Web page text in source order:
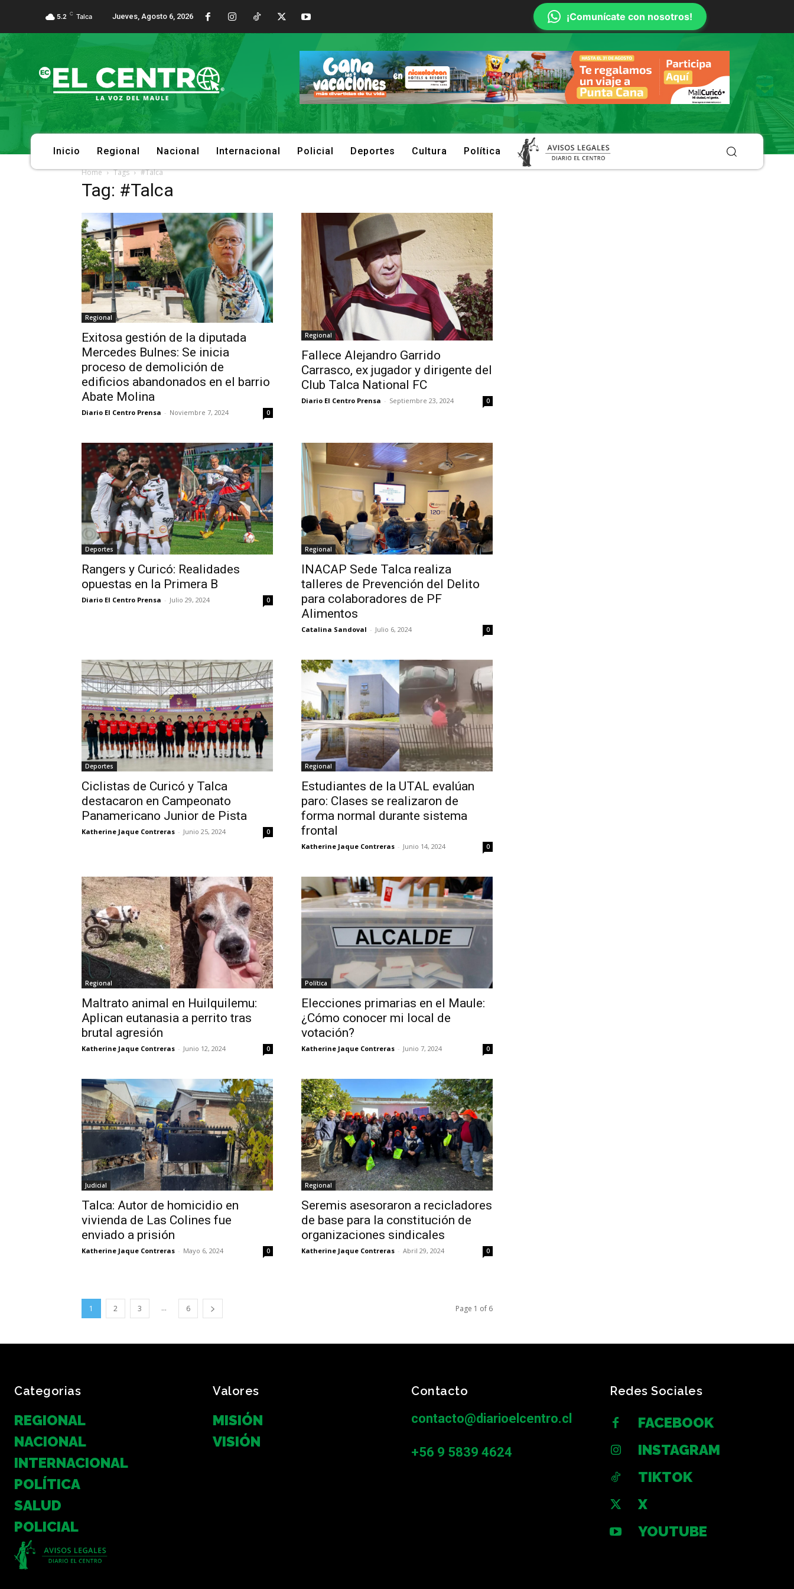
5.2 C Talca Jueves, Agosto 6, 2026 ¡Comunícate con nosotros!
Inicio Regional Nacional Internacional Policial Deportes Cultura Política
Home Tags #Talca
Tag: #Talca
Regional
Exitosa gestión de la diputada
Mercedes Bulnes: Se inicia
proceso de demolición de
edificios abandonados en el barrio
Abate Molina
Diario El Centro Prensa - Noviembre 7, 2024 0
Regional
Fallece Alejandro Garrido
Carrasco, ex jugador y dirigente del
Club Talca National FC
Diario El Centro Prensa - Septiembre 23, 2024 0
Deportes
Rangers y Curicó: Realidades
opuestas en la Primera B
Diario El Centro Prensa - Julio 29, 2024 0
Regional
INACAP Sede Talca realiza
talleres de Prevención del Delito
para colaboradores de PF
Alimentos
Catalina Sandoval - Julio 6, 2024 0
Deportes
Ciclistas de Curicó y Talca
destacaron en Campeonato
Panamericano Junior de Pista
Katherine Jaque Contreras - Junio 25, 2024 0
Regional
Estudiantes de la UTAL evalúan
paro: Clases se realizaron de
forma normal durante sistema
frontal
Katherine Jaque Contreras - Junio 14, 2024 0
Regional
Maltrato animal en Huilquilemu:
Aplican eutanasia a perrito tras
brutal agresión
Katherine Jaque Contreras - Junio 12, 2024 0
Política
Elecciones primarias en el Maule:
¿Cómo conocer mi local de
votación?
Katherine Jaque Contreras - Junio 7, 2024 0
Judicial
Talca: Autor de homicidio en
vivienda de Las Colines fue
enviado a prisión
Katherine Jaque Contreras - Mayo 6, 2024 0
Regional
Seremis asesoraron a recicladores
de base para la constitución de
organizaciones sindicales
Katherine Jaque Contreras - Abril 29, 2024 0
1 2 3 ... 6 Page 1 of 6
Categorias
REGIONAL
NACIONAL
INTERNACIONAL
POLÍTICA
SALUD
POLICIAL
Valores
MISIÓN
VISIÓN
Contacto
contacto@diarioelcentro.cl
+56 9 5839 4624
Redes Sociales
FACEBOOK
INSTAGRAM
TIKTOK
X
YOUTUBE